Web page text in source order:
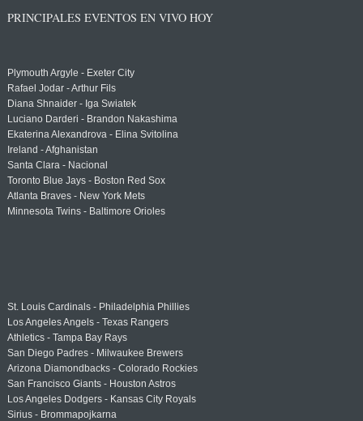
PRINCIPALES EVENTOS EN VIVO HOY
Plymouth Argyle - Exeter City
Rafael Jodar - Arthur Fils
Diana Shnaider - Iga Swiatek
Luciano Darderi - Brandon Nakashima
Ekaterina Alexandrova - Elina Svitolina
Ireland - Afghanistan
Santa Clara - Nacional
Toronto Blue Jays - Boston Red Sox
Atlanta Braves - New York Mets
Minnesota Twins - Baltimore Orioles
St. Louis Cardinals - Philadelphia Phillies
Los Angeles Angels - Texas Rangers
Athletics - Tampa Bay Rays
San Diego Padres - Milwaukee Brewers
Arizona Diamondbacks - Colorado Rockies
San Francisco Giants - Houston Astros
Los Angeles Dodgers - Kansas City Royals
Sirius - Brommapojkarna